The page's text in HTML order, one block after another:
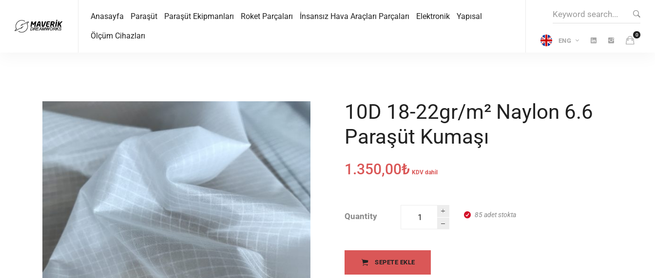
Anasayfa Paraşüt Paraşüt Ekipmanları Roket Parçaları İnsansız Hava Araçları Parçaları Elektronik Yapısal
Ölçüm Cihazları
Search
for:
ENG
10D 18-22gr/m² Naylon 6.6
Paraşüt Kumaşı
1.350,00₺ KDV dahil
Quantity
10D 18-
85 adet stokta
SEPETE EKLE